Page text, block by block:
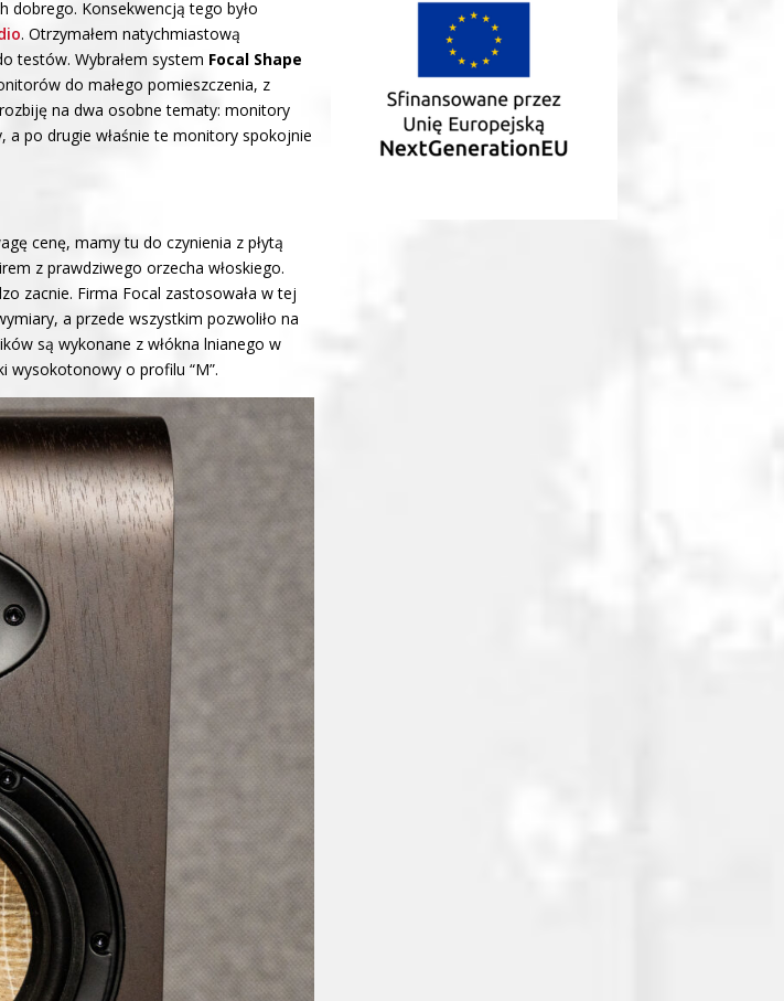
dobrego. Konsekwencją tego było
. Otrzymałem natychmiastową
testów. Wybrałem system Focal Shape
do małego pomieszczenia, z
na dwa osobne tematy: monitory
po drugie właśnie te monitory spokojnie
cenę, mamy tu do czynienia z płytą
z prawdziwego orzecha włoskiego.
zacnie. Firma Focal zastosowała w tej
a przede wszystkim pozwoliło na
są wykonane z włókna lnianego w
wysokotonowy o profilu “M”.